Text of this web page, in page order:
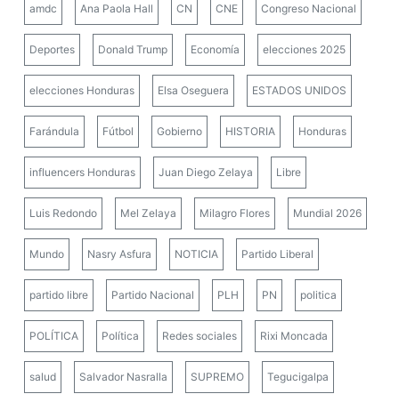
amdc Ana Paola Hall CN CNE Congreso Nacional
Deportes Donald Trump Economía elecciones 2025
elecciones Honduras Elsa Oseguera ESTADOS UNIDOS
Farándula Fútbol Gobierno HISTORIA Honduras
influencers Honduras Juan Diego Zelaya Libre
Luis Redondo Mel Zelaya Milagro Flores Mundial 2026
Mundo Nasry Asfura NOTICIA Partido Liberal
partido libre Partido Nacional PLH PN politica
POLÍTICA Política Redes sociales Rixi Moncada
salud Salvador Nasralla SUPREMO Tegucigalpa